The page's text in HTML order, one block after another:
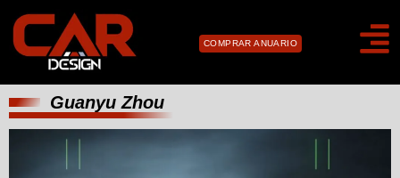
COMPRAR ANUARIO
Guanyu Zhou